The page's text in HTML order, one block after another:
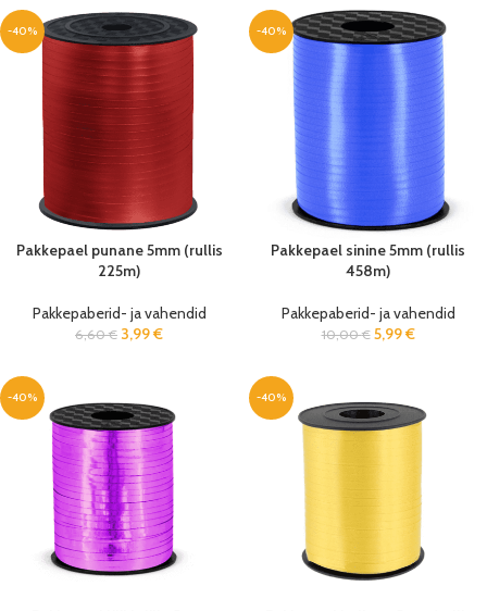
-40%
Pakkepael punane 5mm (rullis
225m)
Pakkepaberid- ja vahendid
6,60€ 3,99€
-40%
Pakkepael sinine 5mm (rullis
458m)
Pakkepaberid- ja vahendid
10,00€ 5,99€
-40% -40%